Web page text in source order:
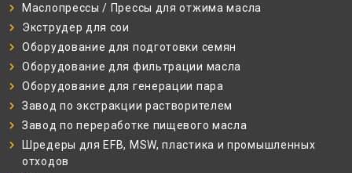
Маслопрессы / Прессы для отжима масла
Экструдер для сои
Оборудование для подготовки семян
Оборудование для фильтрации масла
Оборудование для генерации пара
Завод по экстракции растворителем
Завод по переработке пищевого масла
Шредеры для EFB, MSW, пластика и промышленных
отходов